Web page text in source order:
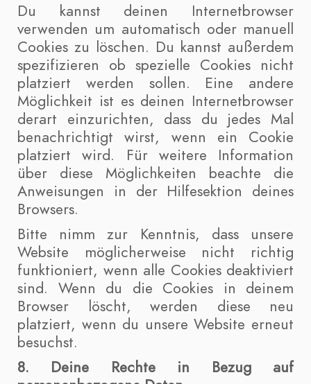
Du kannst deinen Internetbrowser
verwenden um automatisch oder manuell
Cookies zu löschen. Du kannst außerdem
spezifizieren ob spezielle Cookies nicht
platziert werden sollen. Eine andere
Möglichkeit ist es deinen Internetbrowser
derart einzurichten, dass du jedes Mal
benachrichtigt wirst, wenn ein Cookie
platziert wird. Für weitere Information
über diese Möglichkeiten beachte die
Anweisungen in der Hilfesektion deines
Browsers.
Bitte nimm zur Kenntnis, dass unsere
Website möglicherweise nicht richtig
funktioniert, wenn alle Cookies deaktiviert
sind. Wenn du die Cookies in deinem
Browser löscht, werden diese neu
platziert, wenn du unsere Website erneut
besuchst.
8. Deine Rechte in Bezug auf